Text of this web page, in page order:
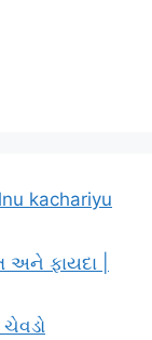
kachariyu
અને ફાયદા |
ચેવડો